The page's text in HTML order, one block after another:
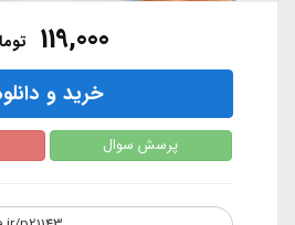
119,000
خرید و
پرسش سوال